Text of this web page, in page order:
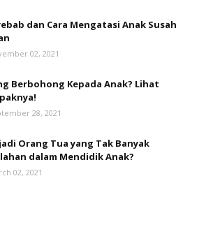
dan Cara Mengatasi Anak Susah
02, 2021
Berbohong Kepada Anak? Lihat
28, 2021
Orang Tua yang Tak Banyak
dalam Mendidik Anak?
02, 2021